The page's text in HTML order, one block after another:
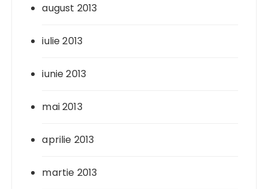
august 2013
iulie 2013
iunie 2013
mai 2013
aprilie 2013
martie 2013